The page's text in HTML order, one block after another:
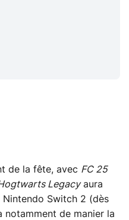
de la fête, avec FC 25
Legacyaura
Switch 2 (dès
notamment de manier la